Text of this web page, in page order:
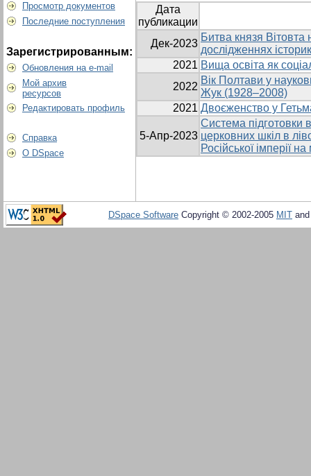
Просмотр документов
Последние поступления
Зарегистрированным:
Обновления на e-mail
Мой архив
ресурсов
Редактировать профиль
Справка
О DSpace
Дата
публикации
Дек-2023
Битва князя Вітовта
дослідженнях
2021 Вища освіта як
2022
Вік Полтави у
Жук (1928–2008)
2021 Двоєженство у
5-Апр-2023
Система підготовки
церковних шкіл в
Російської імперії
DSpace Software Copyright © 2002-2005 MIT